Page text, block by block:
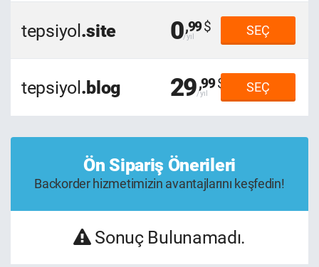
tepsiyol.site 0,99 SEÇ
tepsiyol.blog 29,99 SEÇ
Ön Sipariş Önerileri
Backorder hizmetimizin avantajlarını keşfedin!
Sonuç Bulunamadı.